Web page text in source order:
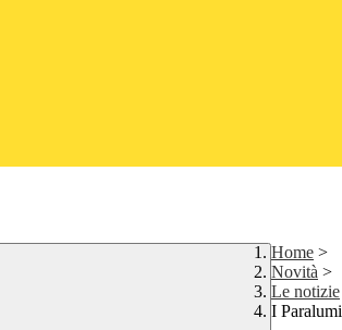
Home >
Novità >
Le notizie
I